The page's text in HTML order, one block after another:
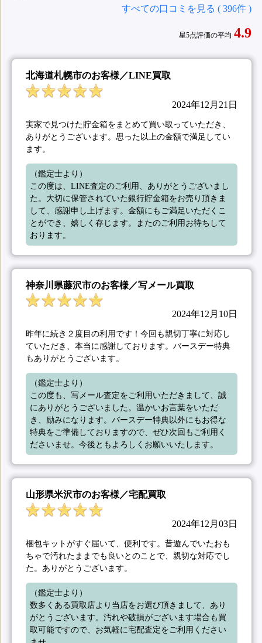
すべての口コミを見る ( 396件 )
星5点評価の平均 4.9
北海道札幌市のお客様／LINE買取
2024年12月21日
実家で見つけた貯金箱をまとめて買い取っていただき、
ありがとうございます。思った以上の金額で満足してい
ます。
（鑑定士より）
この度は、LINE査定のご利用、ありがとうございまし
た。大切に保管されていた銀行貯金箱をお売り頂きま
して、感謝申し上げます。金額にもご満足いただくこ
とができ、嬉しく存じます。またのご利用お待ちして
おります。
神奈川県藤沢市のお客様／写メール買取
2024年12月10日
昨年に続き２度目の利用です！今回も親切丁寧に対応し
ていただき、本当に感謝しております。バースデー特典
もありがとうございます。
（鑑定士より）
この度も、写メール査定をご利用いただきまして、誠
にありがとうございました。温かいお言葉をいただ
き、励みになります。バースデー特典以外にもお得な
特典をご準備しておりますので、ぜひ次回もご利用く
ださいませ。今後ともよろしくお願いいたします。
山形県米沢市のお客様／宅配買取
2024年12月03日
梱包キットがすぐ届いて、便利です。昔遊んでいたおも
ちゃで汚れたままでも良いとのことで、親切な対応でし
た。ありがとうございます。
（鑑定士より）
数多くある買取店より当店をお選び頂きまして、あり
がとうございます。汚れや破損がございます場合も買
取可能ですので、お気軽に宅配査定をご利用ください